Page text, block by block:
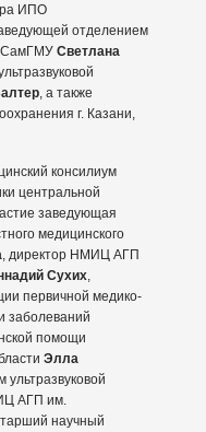
ИПО
отделением
СамГМУ Светлана
, а также
г. Казани,
консилиум
центральной
заведующая
медицинского
, директор НМИЦ АГП
Сухих,
первичной медико-
заболеваний
помощи
Элла
АГП им.
научный